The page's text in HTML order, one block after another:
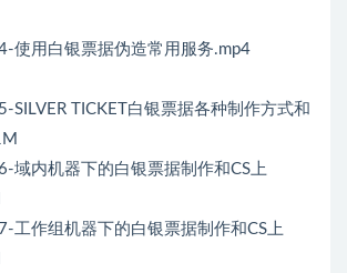
使用白银票据伪造常用服务.mp4
SILVER TICKET白银票据各种制作方式和
域内机器下的白银票据制作和CS上
工作组机器下的白银票据制作和CS上